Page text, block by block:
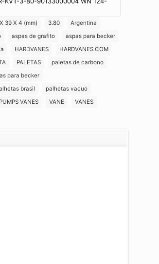
39 X 4 (mm) 3.80
Argentina
aspas de grafito
aspas para becker
HARDVANES
HARDVANES.COM
PALETAS
paletas de carbono
para becker
brasil
palhetas vacuo
VANES VANE VANES